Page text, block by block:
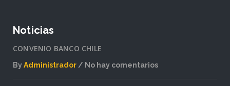
Noticias
CONVENIO BANCO CHILE
ByAdministrador
No hay comentarios